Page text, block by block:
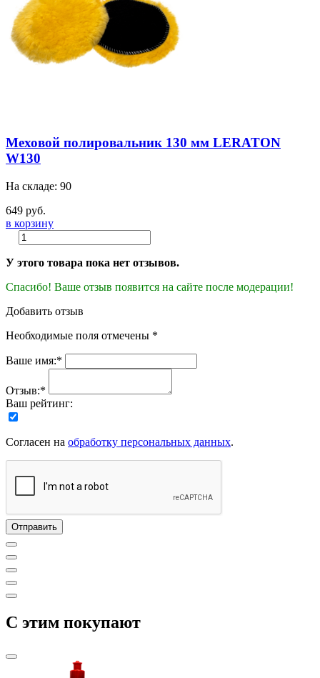
Меховой полировальник 130 мм LERATON
W130
На складе: 90
649 руб.
в корзину
У этого товара пока нет отзывов.
Спасибо! Ваше отзыв появится на сайте после модерации!
Добавить отзыв
Необходимые поля отмечены *
Ваше имя:*
Отзыв:*
Ваш рейтинг:
Согласен на обработку персональных данных.
C этим покупают